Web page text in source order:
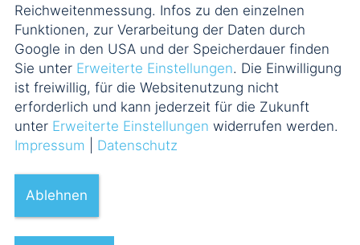
Reichweitenmessung. Infos zu den einzelnen
Funktionen, zur Verarbeitung der Daten durch
Google in den USA und der Speicherdauer finden
Sie unter Erweiterte Einstellungen. Die Einwilligung
ist freiwillig, für die Websitenutzung nicht
erforderlich und kann jederzeit für die Zukunft
unter Erweiterte Einstellungen widerrufen werden.
Impressum
Datenschutz
Ablehnen